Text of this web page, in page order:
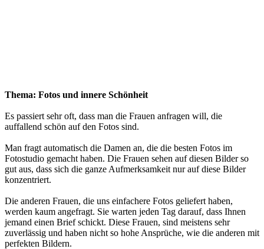
Thema: Fotos und innere Schönheit
Es passiert sehr oft, dass man die Frauen anfragen will, die
auffallend schön auf den Fotos sind.
Man fragt automatisch die Damen an, die die besten Fotos im
Fotostudio gemacht haben. Die Frauen sehen auf diesen Bilder so
gut aus, dass sich die ganze Aufmerksamkeit nur auf diese Bilder
konzentriert.
Die anderen Frauen, die uns einfachere Fotos geliefert haben,
werden kaum angefragt. Sie warten jeden Tag darauf, dass Ihnen
jemand einen Brief schickt. Diese Frauen, sind meistens sehr
zuverlässig und haben nicht so hohe Ansprüche, wie die anderen mit
perfekten Bildern.